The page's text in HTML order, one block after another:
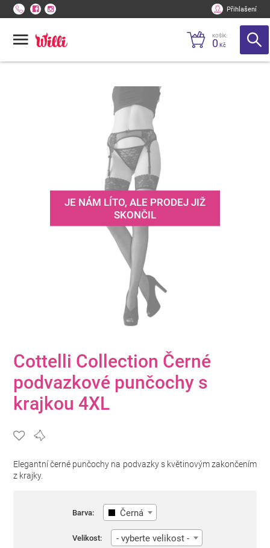
Přihlašení
KOŠÍK:
0 Kč
Cottelli Collection Černé
podvazkové punčochy s
krajkou 4XL
Elegantní černé punčochy na podvazky s květinovým zakončením
z krajky.
Barva: Černá
Velikost: - vyberte velikost -